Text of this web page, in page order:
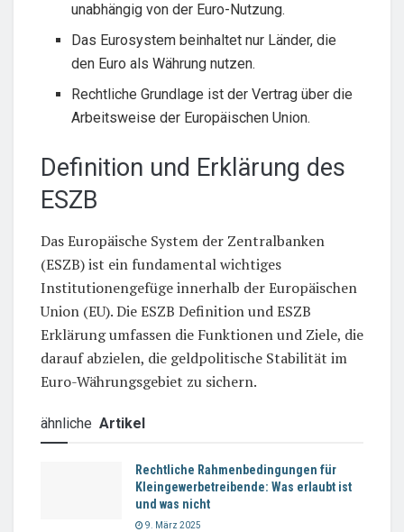
unabhängig von der Euro-Nutzung.
Das Eurosystem beinhaltet nur Länder, die
den Euro als Währung nutzen.
Rechtliche Grundlage ist der Vertrag über die
Arbeitsweise der Europäischen Union.
Definition und Erklärung des
ESZB
Das Europäische System der Zentralbanken
(ESZB) ist ein fundamental wichtiges
Institutionengefüge innerhalb der Europäischen
Union (EU). Die ESZB Definition und ESZB
Erklärung umfassen die Funktionen und Ziele, die
darauf abzielen, die geldpolitische Stabilität im
Euro-Währungsgebiet zu sichern.
ähnliche Artikel
Rechtliche Rahmenbedingungen für
Kleingewerbetreibende: Was erlaubt ist
und was nicht
9. März 2025